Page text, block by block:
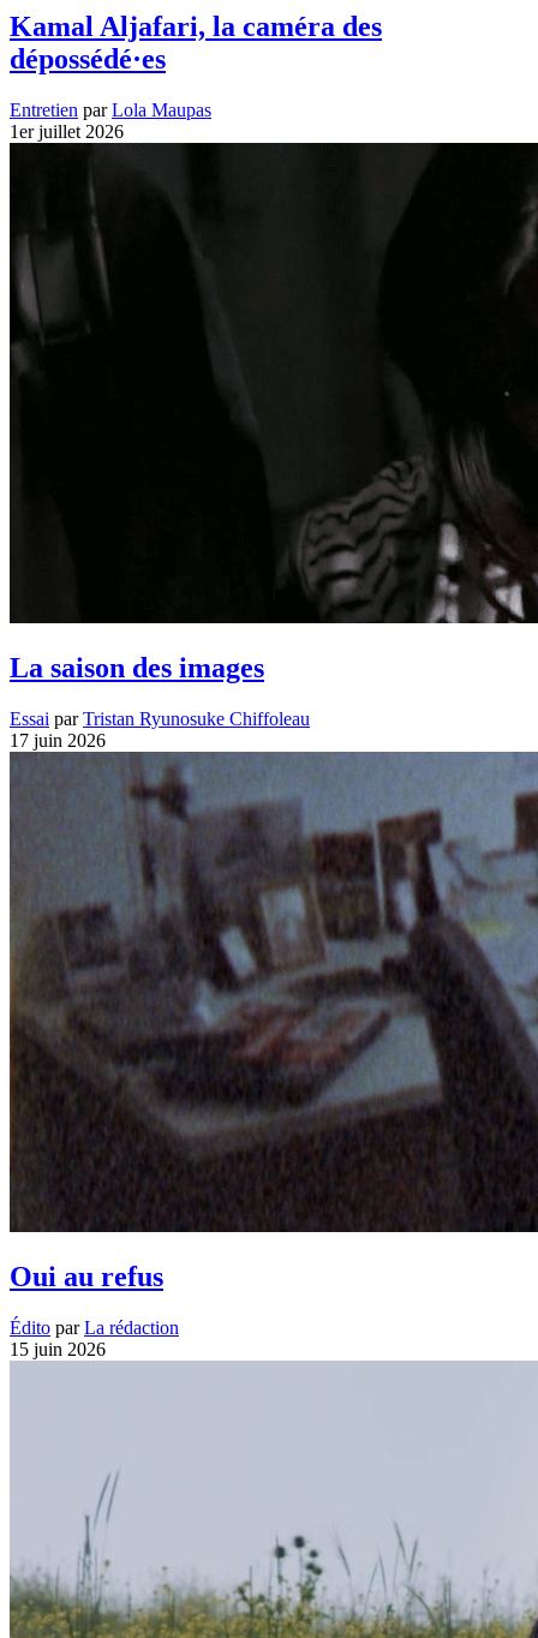
Kamal Aljafari, la caméra des
dépossédé·es
Entretien par Lola Maupas
1er juillet 2026
La saison des images
Essai par Tristan Ryunosuke Chiffoleau
17 juin 2026
Oui au refus
Édito par La rédaction
15 juin 2026